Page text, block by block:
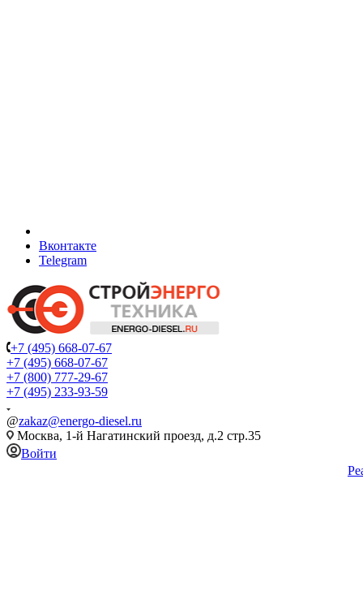
Вконтакте
Telegram
+7 (495) 668-07-67
+7 (495) 668-07-67
+7 (800) 777-29-67
+7 (495) 233-93-59
@zakaz@energo-diesel.ru
Москва, 1-й Нагатинский проезд, д.2 стр.35
Войти